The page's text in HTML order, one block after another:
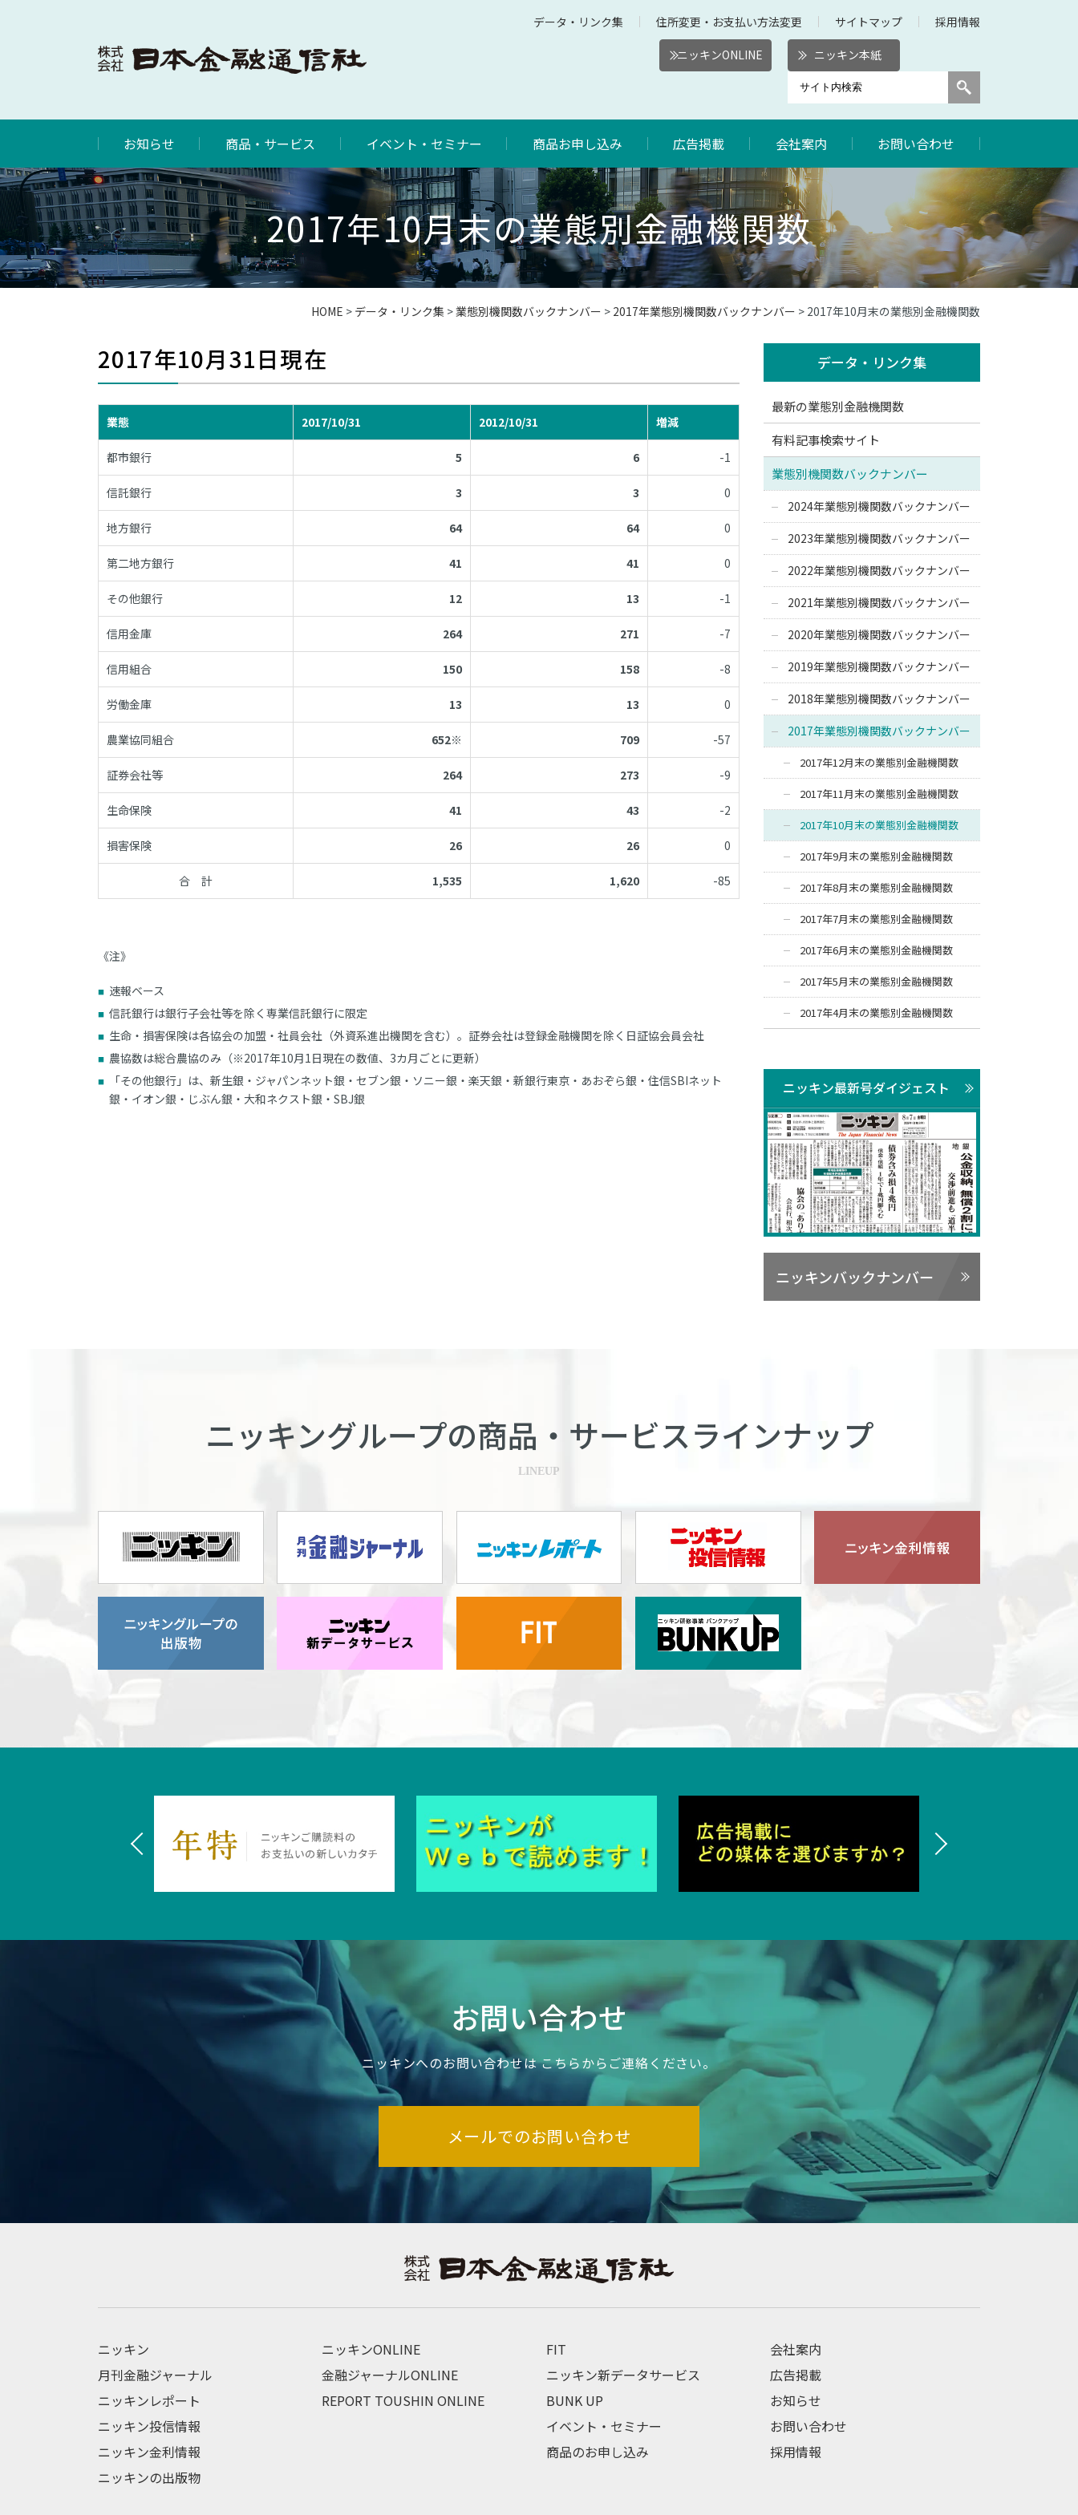
データ・リンク集 住所変更・お支払い方法変更 サイトマップ 採用情報
ニッキンONLINE ニッキン本紙
お知らせ 商品・サービス イベント・セミナー 商品お申し込み 広告掲載 会社案内 お問い合わせ
2017年10月末の業態別金融機関数
HOME > データ・リンク集 >業態別機関数バックナンバー > 2017年業態別機関数バックナンバー > 2017年10月末の業態別金融機関数
2017年10月31日現在
業態 2017/10/31 2012/10/31 増減
都市銀行 5 6 -1
信託銀行 3 3 0
地方銀行 64 64 0
第二地方銀行 41 41 0
その他銀行 12 13 -1
信用金庫 264 271 -7
信用組合 150 158 -8
労働金庫 13 13 0
農業協同組合 652※ 709 -57
証券会社等 264 273 -9
生命保険 41 43 -2
損害保険 26 26 0
合 計 1,535 1,620 -85
《注》
速報ベース
信託銀行は銀行子会社等を除く専業信託銀行に限定
生命・損害保険は各協会の加盟・社員会社（外資系進出機関を含む）。証券会社は登録金融機関を除く日証協会員会社
農協数は総合農協のみ（※2017年10月1日現在の数値、3カ月ごとに更新）
「その他銀行」は、新生銀・ジャパンネット銀・セブン銀・ソニー銀・楽天銀・新銀行東京・あおぞら銀・住信SBIネット
銀・イオン銀・じぶん銀・大和ネクスト銀・SBJ銀
データ・リンク集
最新の業態別金融機関数
有料記事検索サイト
業態別機関数バックナンバー
2024年業態別機関数バックナンバー
2023年業態別機関数バックナンバー
2022年業態別機関数バックナンバー
2021年業態別機関数バックナンバー
2020年業態別機関数バックナンバー
2019年業態別機関数バックナンバー
2018年業態別機関数バックナンバー
2017年業態別機関数バックナンバー
2017年12月末の業態別金融機関数
2017年11月末の業態別金融機関数
2017年10月末の業態別金融機関数
2017年9月末の業態別金融機関数
2017年8月末の業態別金融機関数
2017年7月末の業態別金融機関数
2017年6月末の業態別金融機関数
2017年5月末の業態別金融機関数
2017年4月末の業態別金融機関数
ニッキン最新号ダイジェスト
ニッキンバックナンバー
ニッキングループの商品・ サービスラインナップ
LINEUP
お問い合わせ
ニッキンへのお問い合わせはこちらからご連絡ください。
メールでのお問い合わせ
ニッキン
月刊金融ジャーナル
ニッキンレポート
ニッキン投信情報
ニッキン金利情報
ニッキンの出版物
ニッキンONLINE
金融ジャーナルONLINE
REPORT TOUSHIN ONLINE
FIT
ニッキン新データサービス
BUNK UP
イベント・セミナー
商品のお申し込み
会社案内
広告掲載
お知らせ
お問い合わせ
採用情報